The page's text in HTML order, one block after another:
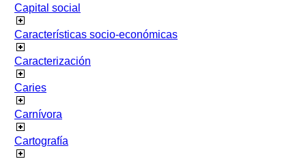
Capital social
Características socio-económicas
Caracterización
Caries
Carnívora
Cartografía